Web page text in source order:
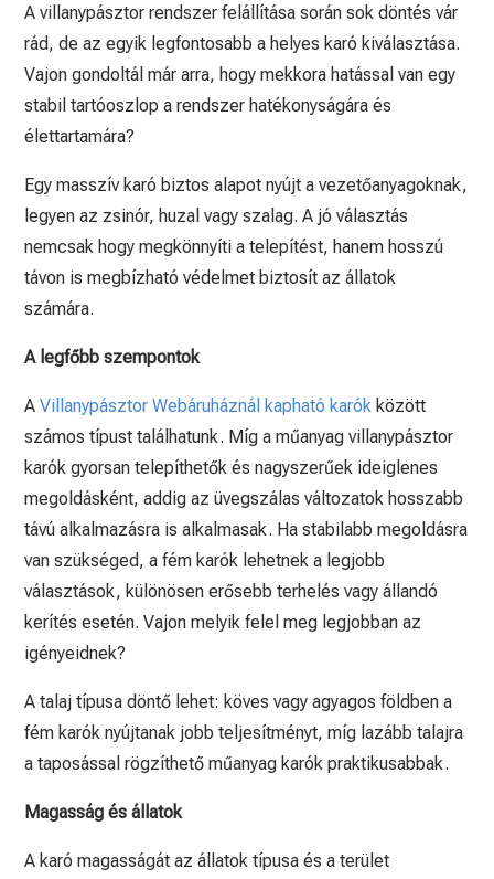
A villanypásztor rendszer felállítása során sok döntés vár
rád, de az egyik legfontosabb a helyes karó kiválasztása.
Vajon gondoltál már arra, hogy mekkora hatással van egy
stabil tartóoszlop a rendszer hatékonyságára és
élettartamára?
Egy masszív karó biztos alapot nyújt a vezetőanyagoknak,
legyen az zsinór, huzal vagy szalag. A jó választás
nemcsak hogy megkönnyíti a telepítést, hanem hosszú
távon is megbízható védelmet biztosít az állatok
számára.
A legfőbb szempontok
AVillanypásztor Webáruháznál kapható karók között
számos típust találhatunk. Míg a műanyag villanypásztor
karók gyorsan telepíthetők és nagyszerűek ideiglenes
megoldásként, addig az üvegszálas változatok hosszabb
távú alkalmazásra is alkalmasak. Ha stabilabb megoldásra
van szükséged, a fém karók lehetnek a legjobb
választások, különösen erősebb terhelés vagy állandó
kerítés esetén. Vajon melyik felel meg legjobban az
igényeidnek?
A talaj típusa döntő lehet: köves vagy agyagos földben a
fém karók nyújtanak jobb teljesítményt, míg lazább talajra
a taposással rögzíthető műanyag karók praktikusabbak.
Magasság és állatok
A karó magasságát az állatok típusa és a terület